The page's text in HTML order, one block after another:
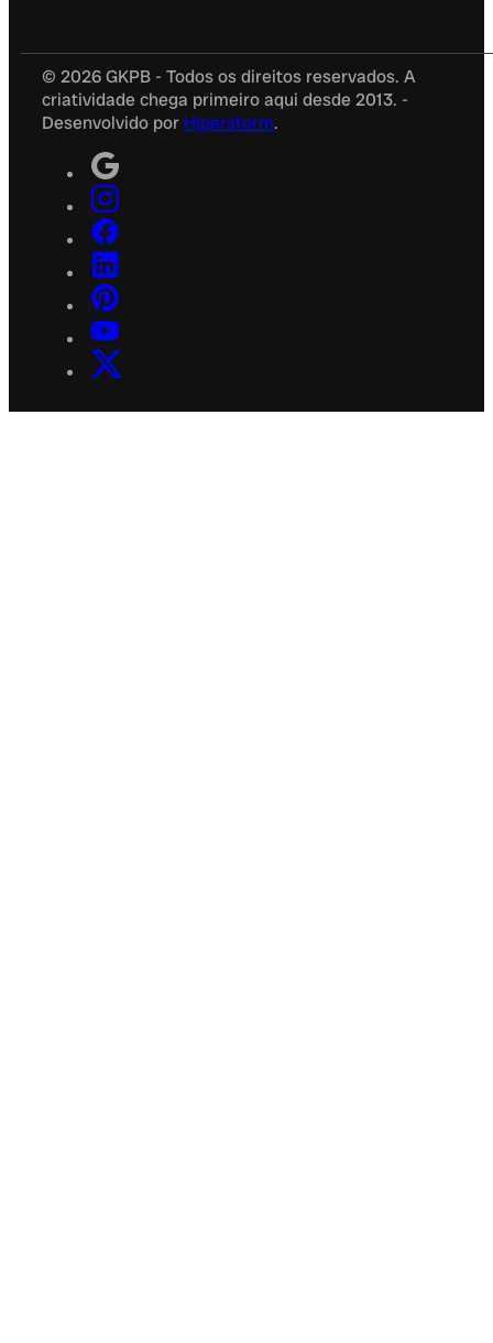
© 2026 GKPB - Todos os direitos reservados. A
criatividade chega primeiro aqui desde 2013. -
Desenvolvido por Hiperstorm.